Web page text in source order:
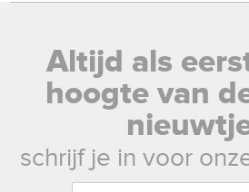
Altijd als
hoogte van
schrijf je in voor